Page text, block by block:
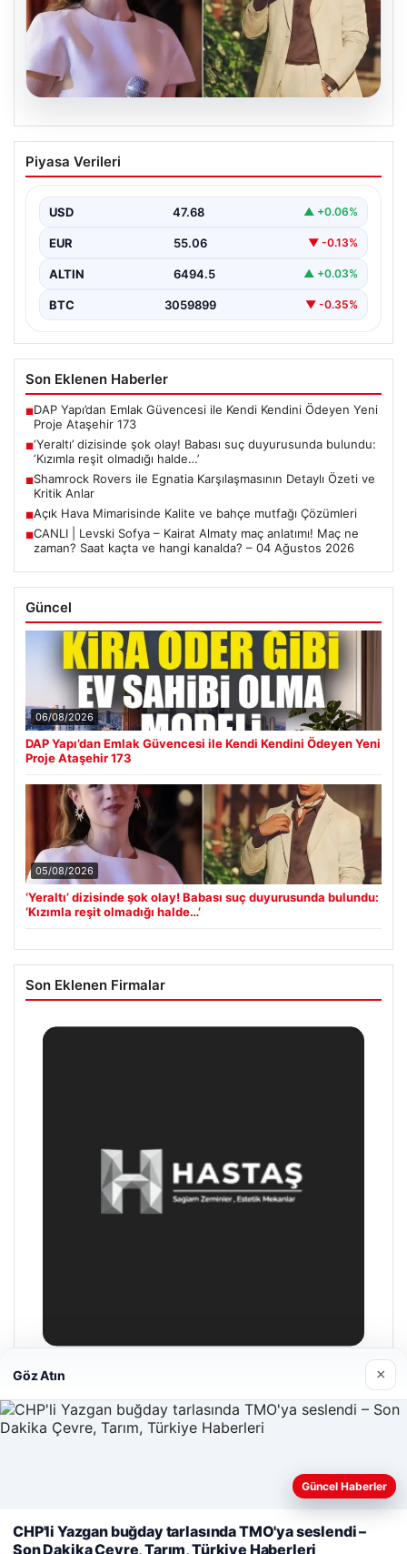
‘Yeraltı’ dizisinde şok olay! Babası suç
duyurusunda bulundu: ‘Kızımla reşit
Piyasa Verileri
USD 47.68 ▲ +0.06%
EUR 55.06 ▼ -0.13%
ALTIN 6494.5 ▲ +0.03%
BTC 3059899 ▼ -0.35%
Son Eklenen Haberler
■DAP Yapı’dan Emlak Güvencesi ile Kendi Kendini Ödeyen Yeni
Proje Ataşehir 173
■‘Yeraltı’ dizisinde şok olay! Babası suç duyurusunda bulundu:
‘Kızımla reşit olmadığı halde…’
■Shamrock Rovers ile Egnatia Karşılaşmasının Detaylı Özeti ve
Kritik Anlar
■Açık Hava Mimarisinde Kalite ve bahçe mutfağı Çözümleri
■CANLI | Levski Sofya – Kairat Almaty maç anlatımı! Maç ne
zaman? Saat kaçta ve hangi kanalda? – 04 Ağustos 2026
Güncel
06/08/2026
DAP Yapı’dan Emlak Güvencesi ile Kendi Kendini Ödeyen Yeni
Proje Ataşehir 173
05/08/2026
‘Yeraltı’ dizisinde şok olay! Babası suç duyurusunda bulundu:
‘Kızımla reşit olmadığı halde…’
Son Eklenen Firmalar
Hastaş Beton
26/05/2026
© 2026 Parapul – Güncel Ekonomi Haberleri
Web sitemizi nasıl kullandığınızı daha iyi anlayabilmek,
kullanıyoruz.Çerez Politikamız
Göz Atın ×
Güncel Haberler
CHP'li Yazgan buğday tarlasında TMO'ya seslendi –
Son Dakika Çevre, Tarım, Türkiye Haberleri